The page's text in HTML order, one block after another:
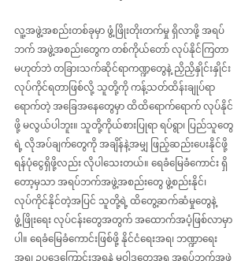
လူ့အဖွဲ့အစည်းတစ်ခုမှာ ဖွံ့ဖြိုးတိုးတက်မှု ရှိလာဖို့ အရပ်
ဘက် အဖွဲ့အစည်းတွေက တစ်ကိုယ်တော် လုပ်နိုင်ကြတာ
မဟုတ်ဘဲ တခြားသက်ဆိုင်ရာကဏ္ဍတွေနဲ့ ညှိညှိနှိုင်းနှိုင်း
လုပ်ကိုင်ရတာဖြစ်လို့ သူတို့ကို ကန့်သတ်ထိန်းချုပ်ရာ
ရောက်တဲ့ အခြေအနေတွေမှာ ထိထိရောက်ရောက် လုပ်နိုင်
ဖို့ မလွယ်ပါဘူး။ သူတို့ကိုယ်စားပြုရာ ရပ်ရွာ၊ ပြည်သူတွေ
ရဲ့ လိုအပ်ချက်တွေကို အချိန်နဲ့အမျှ ဖြည့်ဆည်းပေးနိုင်ဖို့
ရန်ပုံငွေရှိဖို့လည်း လိုပါသေးတယ်။ ရေခံမြေခံကောင်း ရှိ
တော့မှသာ အရပ်ဘက်အဖွဲ့အစည်းတွေ ဖွဲ့စည်းနိုင်၊
လုပ်ကိုင်နိုင်တဲ့အပြင် သူတို့ရဲ့ ထိတွေ့ဆက်ဆံမှုတွေနဲ့
ဖွံ့ဖြိုးရေး လုပ်ငန်းတွေအတွက် အထောက်အပံ့ဖြစ်လာမှာ
ပါ။ ရေခံမြေခံကောင်းဖြစ်ဖို့ နိုင်ငံရေးအရ၊ ဘဏ္ဍာရေး
အရ၊ ဥပ‌ဒေကြောင်းအရနဲ့ မူဝါဒတွေအရ အရပ်ဘက်အဖွဲ့